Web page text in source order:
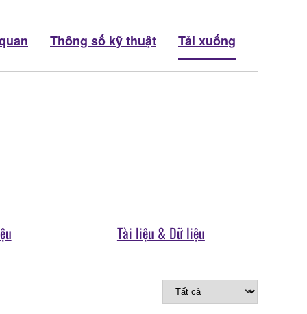
Thông số kỹ thuật Tải xuống
Tài liệu & Dữ liệu